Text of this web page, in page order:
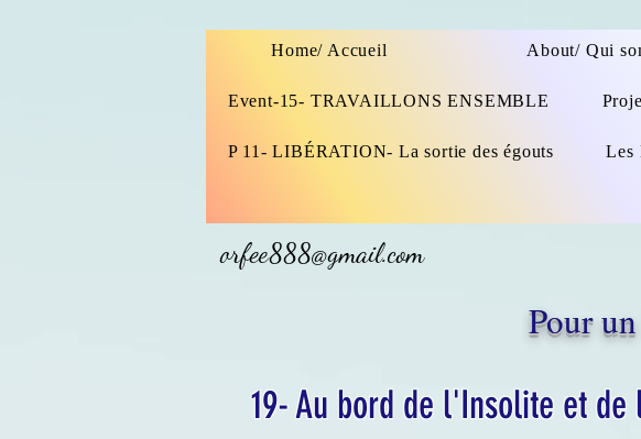
Home/ Accueil About/ Qui
Event-15- TRAVAILLONS ENSEMBLE
P 11- LIBÉRATION- La sortie des égouts Les
orfee888@gmail.com
Pour
19- Au bord de l'Insolite et